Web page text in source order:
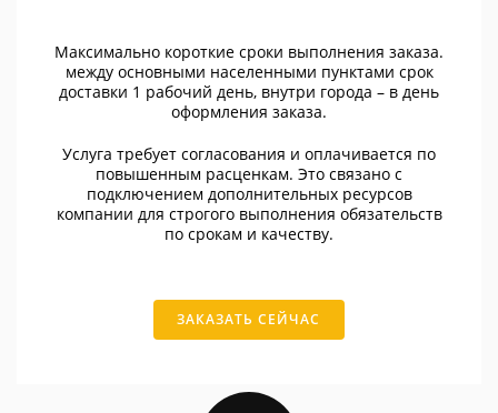
Максимально короткие сроки выполнения заказа.
между основными населенными пунктами срок
доставки 1 рабочий день, внутри города – в день
оформления заказа.
Услуга требует согласования и оплачивается по
повышенным расценкам. Это связано с
подключением дополнительных ресурсов
компании для строгого выполнения обязательств
по срокам и качеству.
ЗАКАЗАТЬ СЕЙЧАС